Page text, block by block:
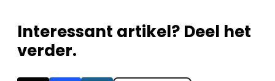
Interessant artikel? Deel het
verder.